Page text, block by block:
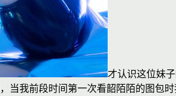
才认识这位妹
，当我前段时间第一次看韶陌陌的图包